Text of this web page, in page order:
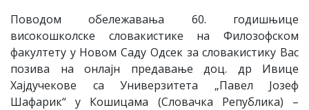
Поводом обележавања 60. годишњице
високошколске словакистике на Филозофском
факултету у Новом Саду Одсек за словакистику Вас
позива на онлајн предавање доц. др Ивице
Хајдучекове са Универзитета „Павел Јозеф
Шафарик“ у Кошицама (Словачка Република) –